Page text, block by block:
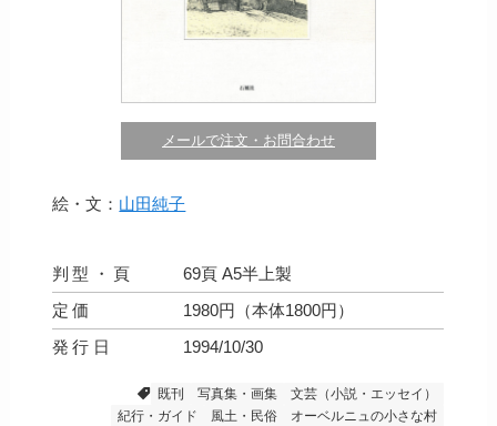
メールで注文・お問合わせ
絵・文： 山田純子
判型・頁
69頁 A5半上製
定価
1980円（本体1800円）
発行日
1994/10/30
既刊 写真集・画集
文芸（小説・エッセイ）
紀行・ガイド
風土・民俗 オーベルニュの小さな村